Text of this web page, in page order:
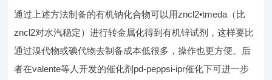
通过上述方法制备的有机钠化合物可以用zncl2•tmeda（比
zncl2对水汽稳定）进行转金属化得到有机锌试剂，这样要比
通过溴代物或碘代物去制备成本低很多，操作也更方便。后
者在valente等人开发的催化剂pd-peppsi-ipr催化下可进一步